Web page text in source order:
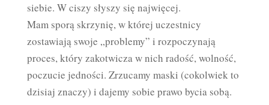
siebie. W ciszy słyszy się najwięcej.
Mam sporą skrzynię, w której uczestnicy
zostawiają swoje „problemy” i rozpoczynają
proces, który zakotwicza w nich radość, wolność,
poczucie jedności. Zrzucamy maski (cokolwiek to
dzisiaj znaczy) i dajemy sobie prawo bycia sobą.